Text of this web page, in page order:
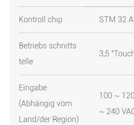
Kontroll chip STM 32
Betriebs schnitts
telle
3,5
Eingabe
(Abhängig vom
Land/der Region)
100 ~
~ 240